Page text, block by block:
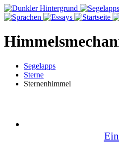
Segelapps
Sterne
Sternenhimmel